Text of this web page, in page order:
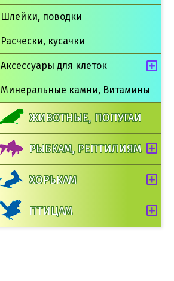
Шлейки, поводки
Расчески, кусачки
Аксессуары для клеток
Минеральные камни, Витамины
ЖИВОТНЫЕ, ПОПУГАИ
РЫБКАМ, РЕПТИЛИЯМ
ХОРЬКАМ
ПТИЦАМ